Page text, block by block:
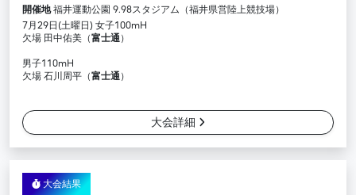
開催地福井運動公園 9.98スタジアム（福井県営陸上競技場）
7月29日(土曜日) 女子100mH
欠場 田中佑美（富士通）
男子110mH
欠場 石川周平（富士通）
大会詳細
大会結果